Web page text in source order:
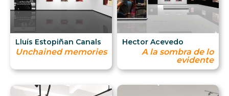
Lluís Estopiñan Canals
Unchained memories
Hector Acevedo
A la sombra de lo
evidente